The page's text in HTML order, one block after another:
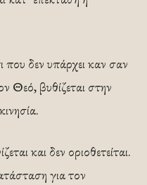
δεν υπάρχει καν σαν
Θεό, βυθίζεται στην
και δεν οριοθετείται.
για τον